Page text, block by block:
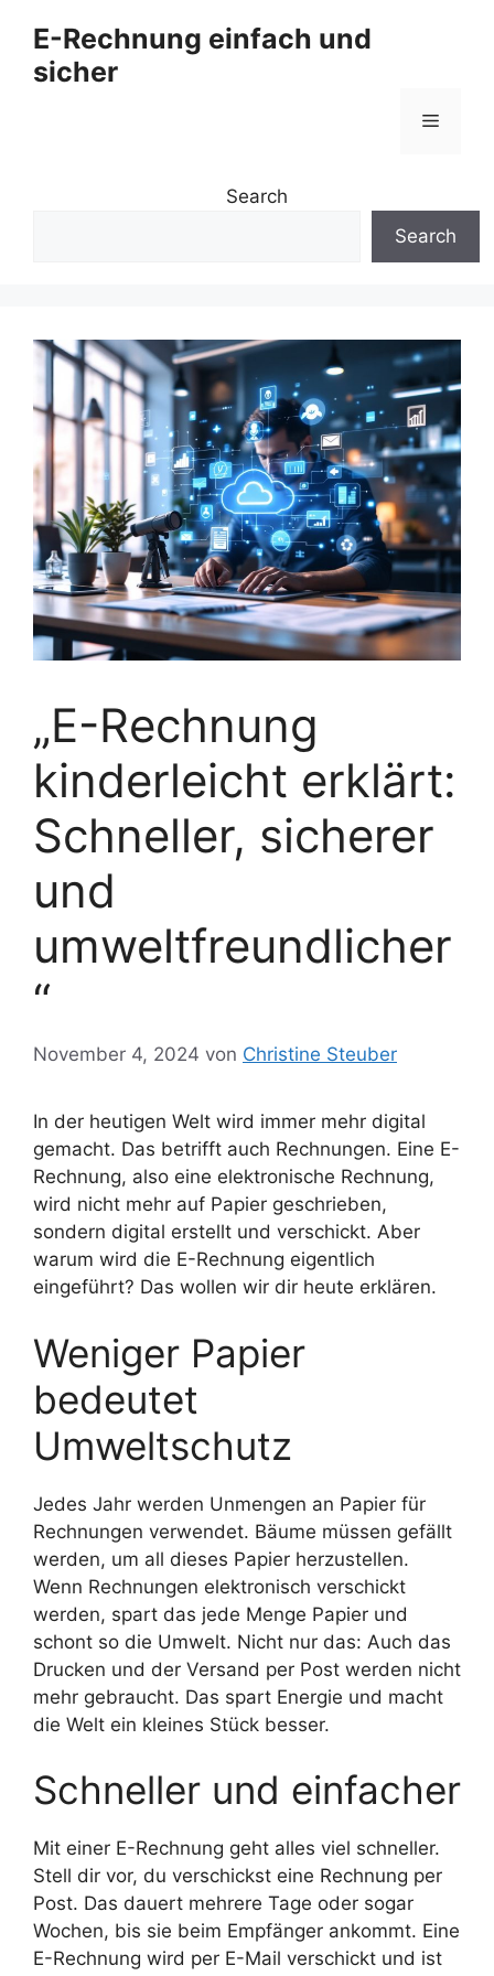
Inhalt
springen
E-Rechnung einfach und
sicher
Menü
Search
Search
„E-Rechnung
kinderleicht erklärt:
Schneller, sicherer
und
umweltfreundlicher
“
November 4, 2024 von Christine Steuber
In der heutigen Welt wird immer mehr digital
gemacht. Das betrifft auch Rechnungen. Eine E-
Rechnung, also eine elektronische Rechnung,
wird nicht mehr auf Papier geschrieben,
sondern digital erstellt und verschickt. Aber
warum wird die E-Rechnung eigentlich
eingeführt? Das wollen wir dir heute erklären.
Weniger Papier
bedeutet
Umweltschutz
Jedes Jahr werden Unmengen an Papier für
Rechnungen verwendet. Bäume müssen gefällt
werden, um all dieses Papier herzustellen.
Wenn Rechnungen elektronisch verschickt
werden, spart das jede Menge Papier und
schont so die Umwelt. Nicht nur das: Auch das
Drucken und der Versand per Post werden nicht
mehr gebraucht. Das spart Energie und macht
die Welt ein kleines Stück besser.
Schneller und einfacher
Mit einer E-Rechnung geht alles viel schneller.
Stell dir vor, du verschickst eine Rechnung per
Post. Das dauert mehrere Tage oder sogar
Wochen, bis sie beim Empfänger ankommt. Eine
E-Rechnung wird per E-Mail verschickt und ist